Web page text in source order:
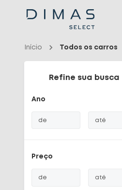
Início Todos os carros
Refine sua busca
Ano
de até
Preço
de até